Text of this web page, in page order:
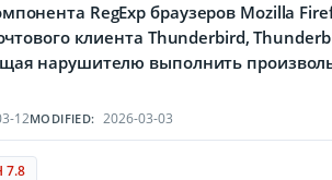
RegExp браузеров Mozilla
клиента Thunderbird,
нарушителю выполнить
12MODIFIED: 2026-03-03
7.8